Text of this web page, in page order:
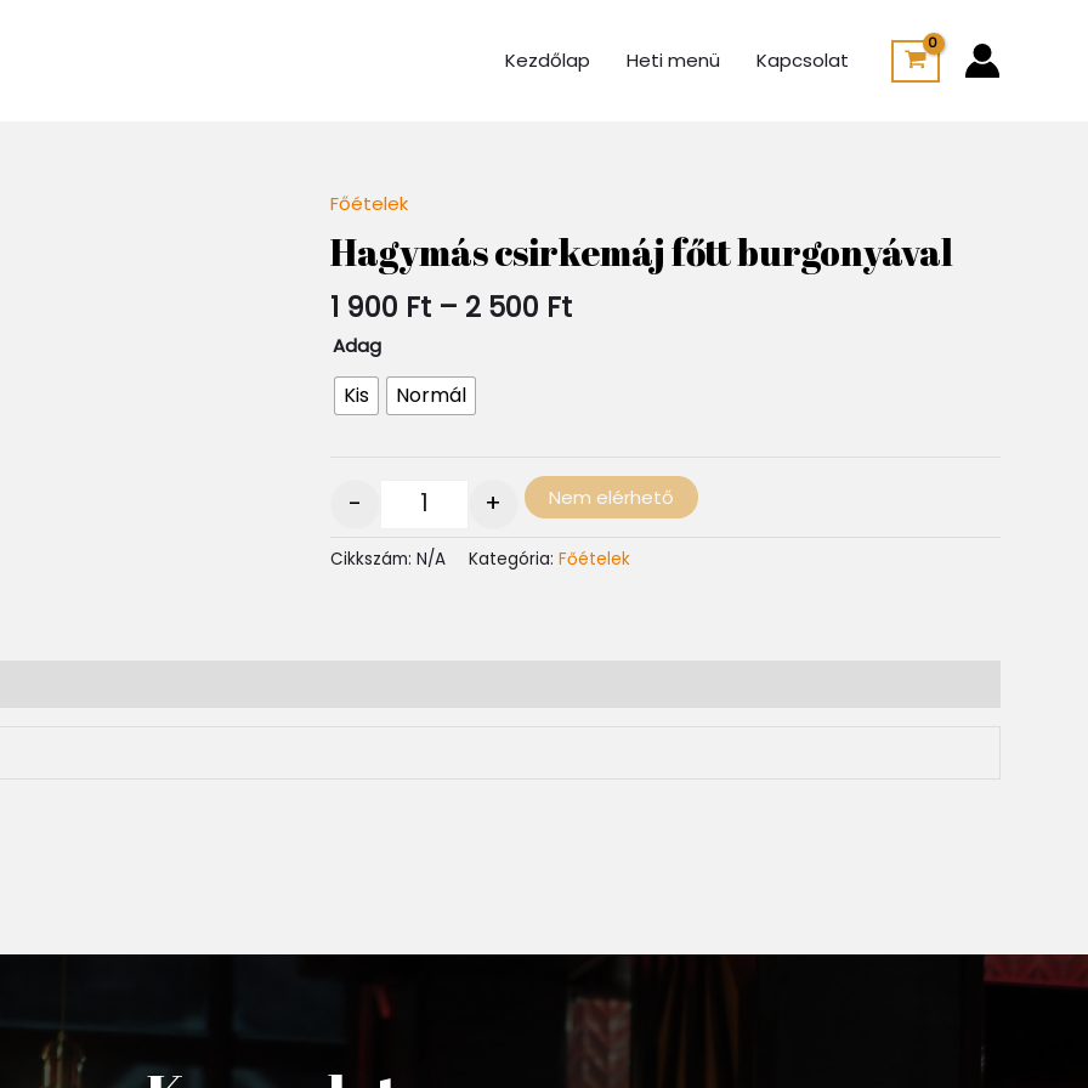
Kezdőlap Heti menü Kapcsolat
Főételek
Hagymás csirkemáj főtt burgonyával
1 900 Ft – 2 500 Ft
900 Ft
-
2
Adag
Kis Normál
- + Nem elérhető
Cikkszám: N/A Kategória: Főételek